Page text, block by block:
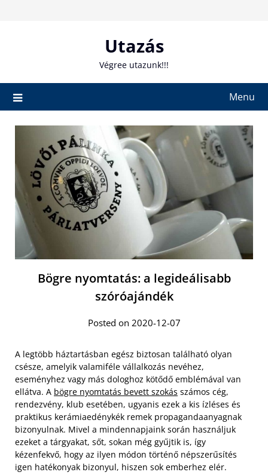
Utazás
Végree utazunk!!!
Menu
Bögre nyomtatás: a legideálisabb
szóróajándék
Posted on 2020-12-07
A legtöbb háztartásban egész biztosan található olyan
csésze, amelyik valamiféle vállalkozás nevéhez,
eseményhez vagy más dologhoz kötődő emblémával van
ellátva. A bögre nyomtatás bevett szokás számos cég,
rendezvény, klub esetében, ugyanis ezek a kis ízléses és
praktikus kerámiaedénykék remek propagandaanyagnak
bizonyulnak. Mivel a mindennapjaink során használjuk
ezeket a tárgyakat, sőt, sokan még gyűjtik is, így
kézenfekvő, hogy az ilyen módon történő népszerűsítés
igen hatékonyak bizonyul, hiszen sok emberhez elér.